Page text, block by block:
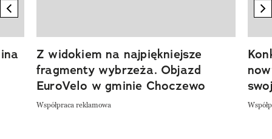
previous element
Z widokiem na najpiękniejsze
fragmenty wybrzeża. Objazd
EuroVelo w gminie Choczewo
Współpraca reklamowa